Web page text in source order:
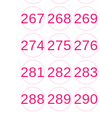
267268269
274275276
281282283
288289290